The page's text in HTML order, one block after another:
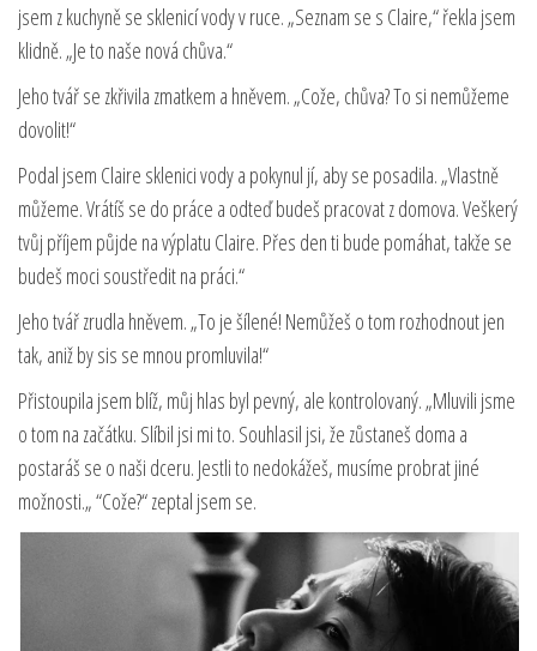
jsem z kuchyně se sklenicí vody v ruce. „Seznam se s Claire,“ řekla jsem
klidně. „Je to naše nová chůva.“
Jeho tvář se zkřivila zmatkem a hněvem. „Cože, chůva? To si nemůžeme
dovolit!“
Podal jsem Claire sklenici vody a pokynul jí, aby se posadila. „Vlastně
můžeme. Vrátíš se do práce a odteď budeš pracovat z domova. Veškerý
tvůj příjem půjde na výplatu Claire. Přes den ti bude pomáhat, takže se
budeš moci soustředit na práci.“
Jeho tvář zrudla hněvem. „To je šílené! Nemůžeš o tom rozhodnout jen
tak, aniž by sis se mnou promluvila!“
Přistoupila jsem blíž, můj hlas byl pevný, ale kontrolovaný. „Mluvili jsme
o tom na začátku. Slíbil jsi mi to. Souhlasil jsi, že zůstaneš doma a
postaráš se o naši dceru. Jestli to nedokážeš, musíme probrat jiné
možnosti.„ “Cože?“ zeptal jsem se.